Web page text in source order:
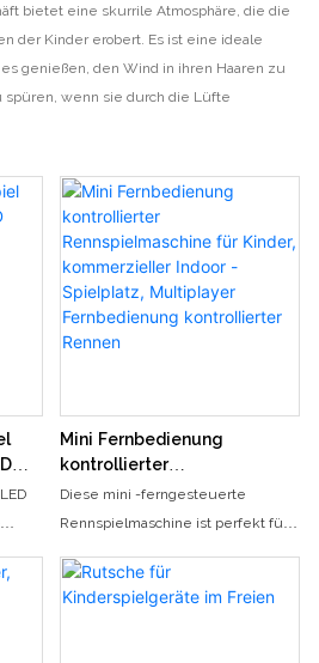
bietet eine skurrile Atmosphäre, die die
der Kinder erobert. Es ist eine ideale
genießen, den Wind in ihren Haaren zu
wenn sie durch die Lüfte
Mini Fernbedienung
kontrollierter
Rennspielmaschine für
Kinder, kommerzieller Indoor
Fernbedienung kontrollierter
Rennen
Diese mini -ferngesteuerte
Rennspielmaschine ist perfekt für
Rennen in einem kommerziellen
Indoor -Spielplatz zu genießen. Mit